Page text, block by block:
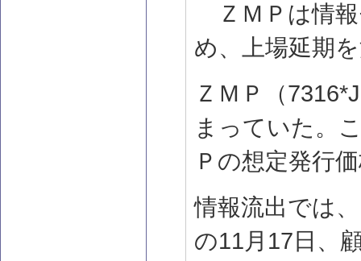
ＺＭＰは情報
め、上場延期
ＺＭＰ（
まっていた。
Ｐの想定発行
情報流出では
の11月17日、